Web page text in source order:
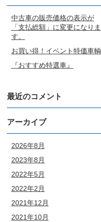
中古車の販売価格の表示が
「支払総額」に変更になりま
す。
お買い得！イベント特価車輌
『おすすめ特選車』
最近のコメント
アーカイブ
2026年8月
2023年8月
2022年5月
2022年2月
2021年12月
2021年10月